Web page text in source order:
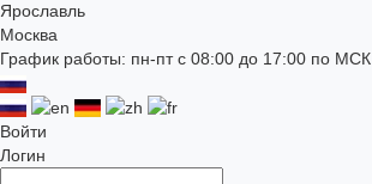
Ярославль
Москва
График работы: пн-пт с 08:00 до 17:00 по МСК
Войти
Логин